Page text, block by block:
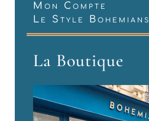
Mon Compte
Le Style Bohemians
La Boutique